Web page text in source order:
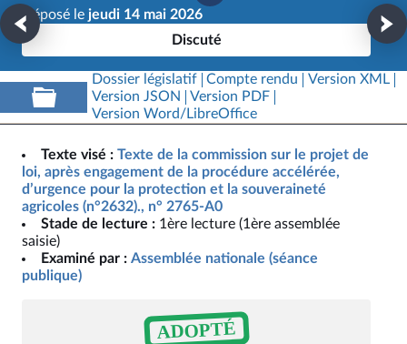
Déposé le jeudi 14 mai 2026
Discuté
Dossier législatif Compte rendu
Version XML
Version JSON
Version PDF
Version Word/LibreOffice
Texte visé : Texte de la commission sur le projet de
loi, après engagement de la procédure accélérée,
d’urgence pour la protection et la souveraineté
agricoles (n°2632)., n° 2765-A0
Stade de lecture : 1ère lecture (1ère assemblée
saisie)
Examiné par : Assemblée nationale (séance
publique)
ADOPTÉ